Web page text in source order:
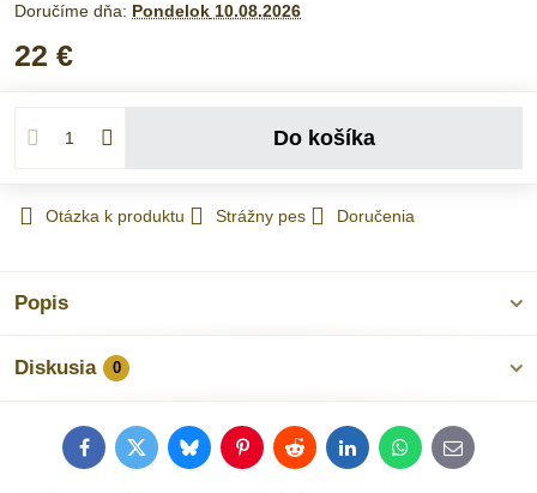
Doručíme dňa: Pondelok 10.08.2026
22 €
Do košíka
Otázka k produktu Strážny pes Doručenia
Popis
Diskusia 0
FacebookTwitterBlueskyPinterestRedditLinkedInWhatsApp
E-
mail